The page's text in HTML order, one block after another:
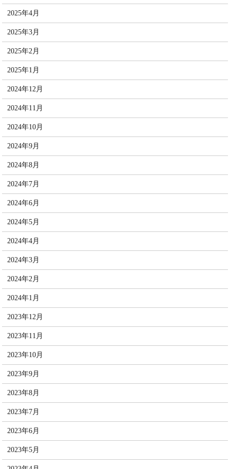
2025年4月
2025年3月
2025年2月
2025年1月
2024年12月
2024年11月
2024年10月
2024年9月
2024年8月
2024年7月
2024年6月
2024年5月
2024年4月
2024年3月
2024年2月
2024年1月
2023年12月
2023年11月
2023年10月
2023年9月
2023年8月
2023年7月
2023年6月
2023年5月